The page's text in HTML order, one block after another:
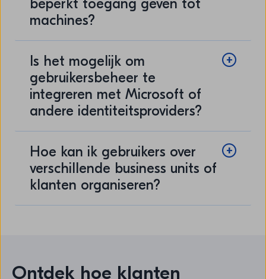
beperkt toegang geven tot
machines?
Is het mogelijk om
gebruikersbeheer te
integreren met Microsoft of
andere identiteitsproviders?
Hoe kan ik gebruikers over
verschillende business units of
klanten organiseren?
Ontdek hoe klanten